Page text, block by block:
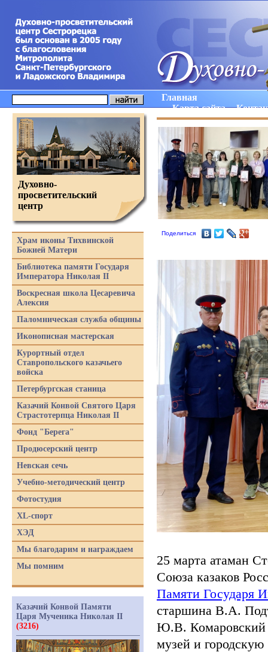
Главная
Карта сайта
Поделиться
25 марта атаман
Союза казаков
Памяти Государя
старшина В.А.
Ю.В. Комаровский
музей и городскую
Духовно-
просветительский
центр
Храм иконы Тихвинской
Божией Матери
Библиотека памяти Государя
Императора Николая II
Воскресная школа Цесаревича
Алексия
Паломническая служба общины
Иконописная мастерская
Курортный отдел
Ставропольского казачьего
войска
Петербургская станица
Казачий Конвой Святого Царя
Страстотерпца Николая II
Фонд "Берега"
Продюсерский центр
Невская сечь
Учебно-методический центр
Фотостудия
XL-спорт
ХЭД
Мы благодарим и награждаем
Мы помним
Казачий Конвой Памяти
Царя Мученика Николая II
(3216)